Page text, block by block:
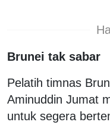
Brunei tak sabar
Pelatih timnas
Aminuddin Jumat
untuk segera